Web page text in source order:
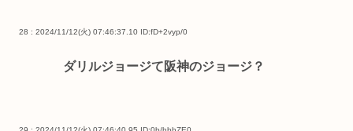
28 : 2024/11/12(火) 07:46:37.10 ID:fD+2vyp/0
ダリルジョージて阪神のジョージ？